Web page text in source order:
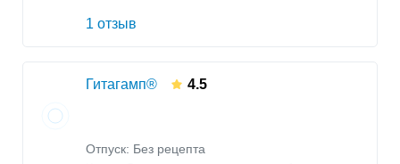
1 отзыв
Гитагамп® 4.5
Отпуск: Без рецепта